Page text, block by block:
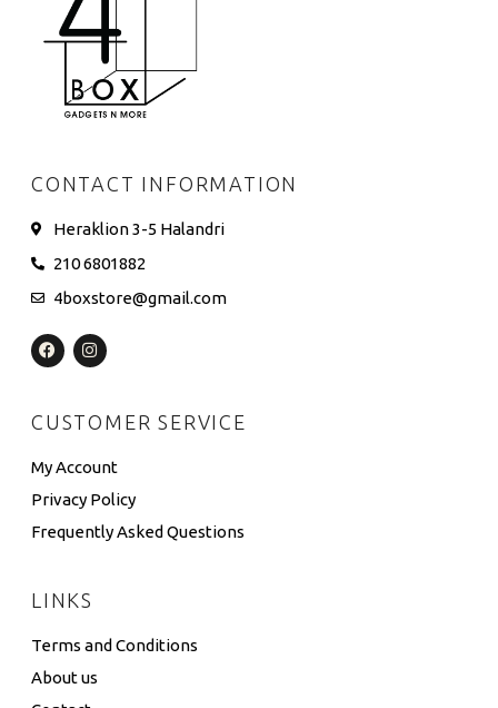
CONTACT INFORMATION
Heraklion 3-5 Halandri
210 6801882
4boxstore@gmail.com
CUSTOMER SERVICE
My Account
Privacy Policy
Frequently Asked Questions
LINKS
Terms and Conditions
About us